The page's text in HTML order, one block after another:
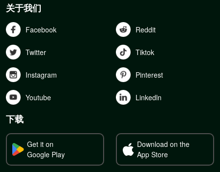
关于我们
Facebook Reddit
Twitter Tiktok
Instagram Pinterest
Youtube Linkedln
下载
Get it on
Google Play
Download on the
App Store